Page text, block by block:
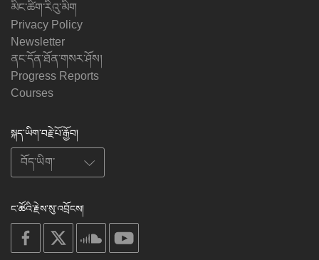
མིང་ཚིག་རིའུ་མིག
Privacy Policy
Newsletter
ནང་དོན་ཐོན་གསར་ཤོས།
Progress Reports
Courses
སྐད་ཡིག་བརྗེ་པོ་རྒྱོབ།
ང་ཚོའི་རྗེས་སུ་འབྲོངས།
on
facebook
soundcloud